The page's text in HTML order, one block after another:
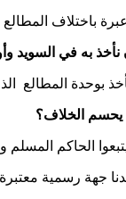
باختلاف
بوحدة المطالع
الحاكم المسلم
جهة رسمية معتبرة